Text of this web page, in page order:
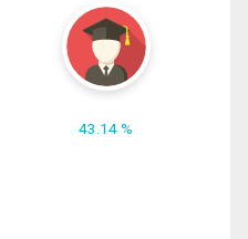
43.14 %